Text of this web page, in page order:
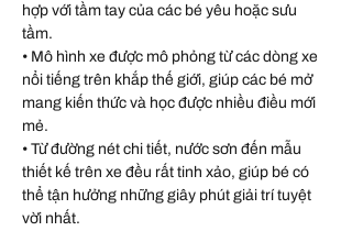
hợp với tầm tay của các bé yêu hoặc sưu
tầm.
• Mô hình xe được mô phỏng từ các dòng xe
nổi tiếng trên khắp thế giới, giúp các bé mở
mang kiến thức và học được nhiều điều mới
mẻ.
• Từ đường nét chi tiết, nước sơn đến mẫu
thiết kế trên xe đều rất tinh xảo, giúp bé có
thể tận hưởng những giây phút giải trí tuyệt
vời nhất.